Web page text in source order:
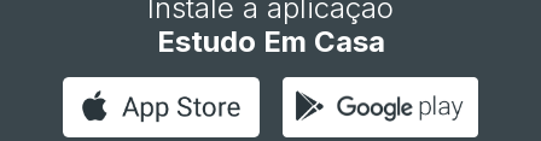
Instale a aplicação
Estudo Em Casa